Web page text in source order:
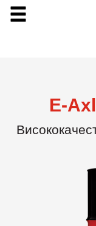
E-